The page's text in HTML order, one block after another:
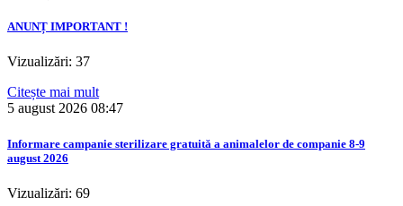
ANUNȚ IMPORTANT !
Vizualizări: 37
Citește mai mult
5 august 2026 08:47
Informare campanie sterilizare gratuită a animalelor de companie 8-9
august 2026
Vizualizări: 69